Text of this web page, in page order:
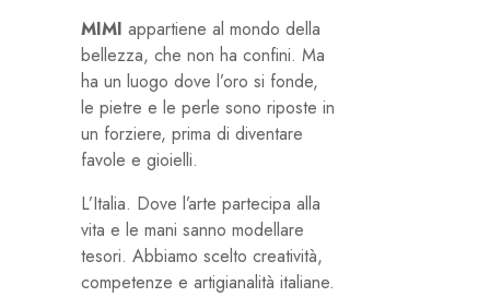
MIMI appartiene al mondo della
bellezza, che non ha confini. Ma
ha un luogo dove l’oro si fonde,
le pietre e le perle sono riposte in
un forziere, prima di diventare
favole e gioielli.
L’Italia. Dove l’arte partecipa alla
vita e le mani sanno modellare
tesori. Abbiamo scelto creatività,
competenze e artigianalità italiane.